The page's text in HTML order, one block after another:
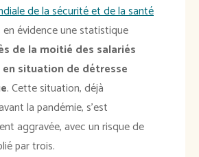
de la sécurité et de la santé
en évidence une statistique
de la moitié des salariés
situation de détresse
. Cette situation, déjà
la pandémie, s'est
aggravée, avec un risque de
par trois.